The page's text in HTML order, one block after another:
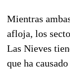
Mientras
afloja, los
Las Nieves
que ha